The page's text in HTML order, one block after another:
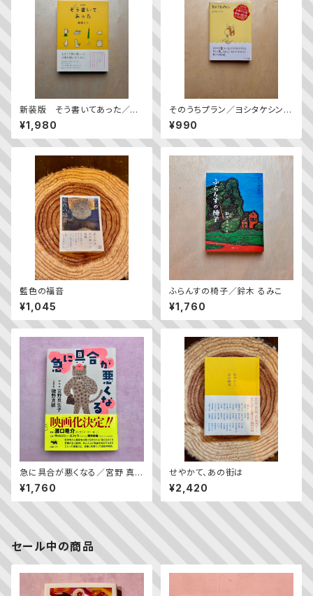
新装版 そう書いてあった／益
田ミリ
¥1,980
そのうちプラン／ヨシタケシンス
ケ
¥990
藍色の福音
¥1,045
ふらんすの椅子／鈴木 るみこ
¥1,760
急に具合が悪くなる／宮野 真生
子・磯野 真穂
¥1,760
せやかて、あの街は
¥2,420
セール中の商品